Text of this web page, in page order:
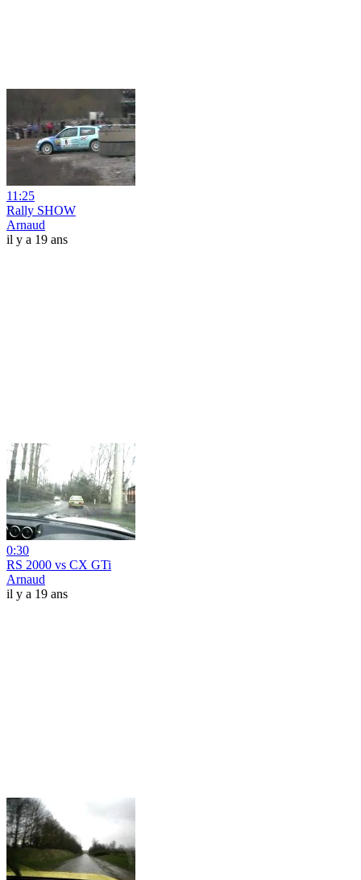
11:25
Rally SHOW
Arnaud
il y a 19 ans
0:30
RS 2000 vs CX GTi
Arnaud
il y a 19 ans